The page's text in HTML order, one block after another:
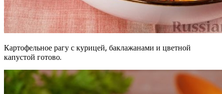
Картофельное рагу с курицей, баклажанами и цветной
капустой готово.